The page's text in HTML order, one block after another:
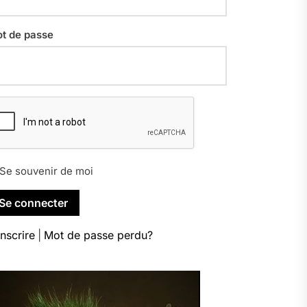
de passe
Se souvenir de moi
Mot de passe perdu?